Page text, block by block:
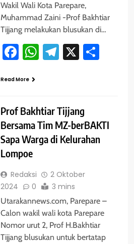
Wakil Wali Kota Parepare,
Muhammad Zaini -Prof Bakhtiar
Tijjang melakukan blusukan di…
Facebook
WhatsApp
Telegram
X
Read More
Prof Bakhtiar Tijjang
Bersama Tim MZ-berBAKTI
Sapa Warga di Kelurahan
Lompoe
Redaksi
2 Oktober
2024
0 3 mins
Utarakannews.com, Parepare –
Calon wakil wali kota Parepare
Nomor urut 2, Prof H.Bakhtiar
Tijjang blusukan untuk bertatap